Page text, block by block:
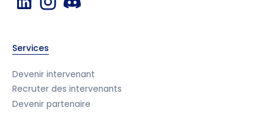
Services
Devenir intervenant
Recruter des intervenants
Devenir partenaire